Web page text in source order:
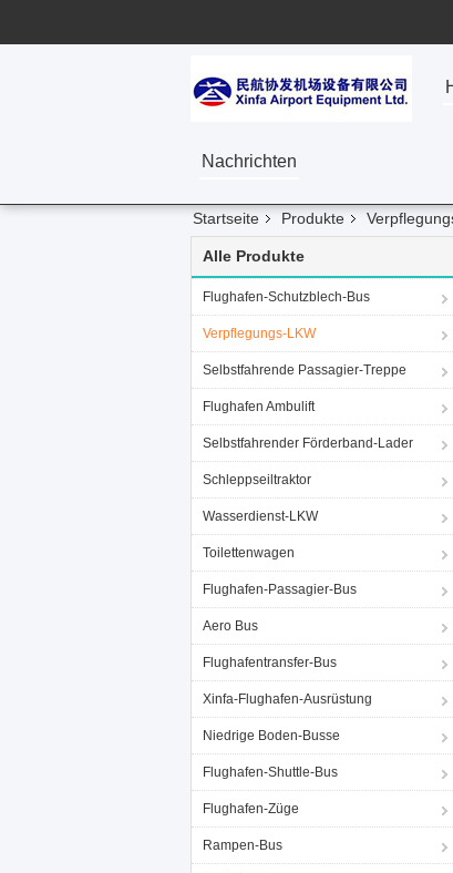
Nachrichten
Startseite Produkte
Alle Produkte
Flughafen-Schutzblech-Bus
Verpflegungs-LKW
Selbstfahrende Passagier-Treppe
Flughafen Ambulift
Selbstfahrender Förderband-Lader
Schleppseiltraktor
Wasserdienst-LKW
Toilettenwagen
Flughafen-Passagier-Bus
Aero Bus
Flughafentransfer-Bus
Xinfa-Flughafen-Ausrüstung
Niedrige Boden-Busse
Flughafen-Shuttle-Bus
Flughafen-Züge
Rampen-Bus